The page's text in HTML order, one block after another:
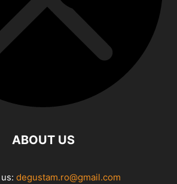
ABOUT US
degustam.ro@gmail.com